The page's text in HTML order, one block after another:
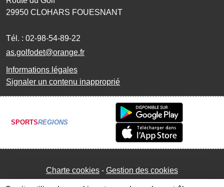
29950 CLOHARS FOUESNANT
Tél. : 02-98-54-89-22
as.golfodet@orange.fr
Informations légales
Signaler un contenu inapproprié
SPORTSREGIONS
Charte cookies Gestion des cookies